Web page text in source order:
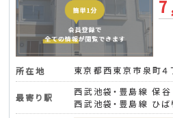
所在地 東京都西東京市泉町４
最寄り駅
西武池袋・豊島線 保
西武池袋・豊島線 ひ